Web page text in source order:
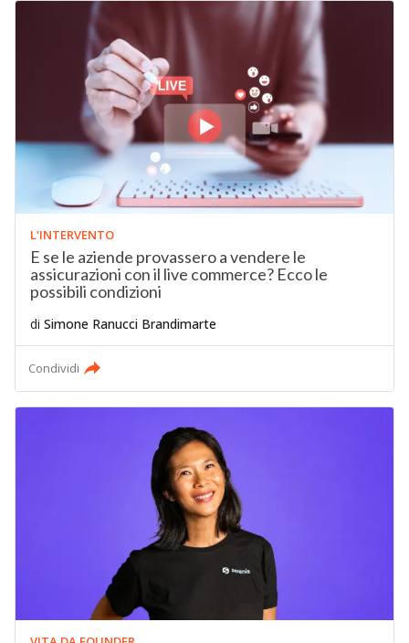
L'INTERVENTO
E se le aziende provassero a vendere le
assicurazioni con il live commerce? Ecco le
possibili condizioni
di Simone Ranucci Brandimarte
Condividi